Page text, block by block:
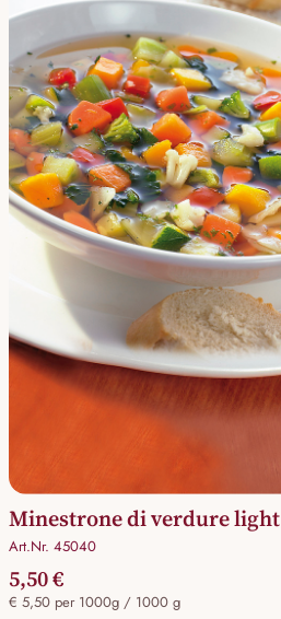
Minestrone di verdure light
Art.Nr. 45040
5,50 €
€ 5,50 per 1000g / 1000 g